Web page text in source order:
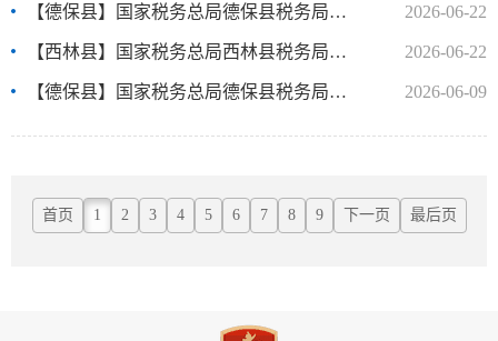
2026-06-22
【德保县】国家税务总局德保县税务局2026年度物业管理服务采购项目磋商公告
2026-06-22
【西林县】国家税务总局西林县税务局山体滑坡治理工程项目成交结果公告
2026-06-09
【德保县】国家税务总局德保县税务局税务检查证遗失公告
首页 1 2 3 4 5 6 7 8 9 下一页 最后页